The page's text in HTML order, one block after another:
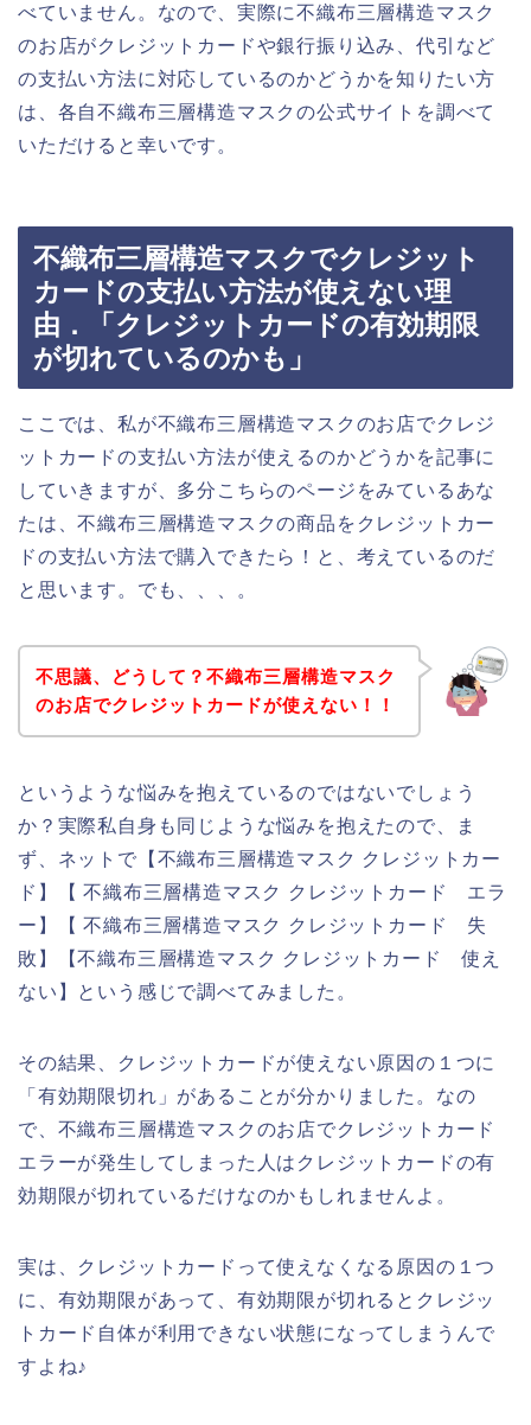
べていません。なので、実際に不織布三層構造マスク
のお店がクレジットカードや銀行振り込み、代引など
の支払い方法に対応しているのかどうかを知りたい方
は、各自不織布三層構造マスクの公式サイトを調べて
いただけると幸いです。
不織布三層構造マスクでクレジット
カードの支払い方法が使えない理
由．「クレジットカードの有効期限
が切れているのかも」
ここでは、私が不織布三層構造マスクのお店でクレジ
ットカードの支払い方法が使えるのかどうかを記事に
していきますが、多分こちらのページをみているあな
たは、不織布三層構造マスクの商品をクレジットカー
ドの支払い方法で購入できたら！と、考えているのだ
と思います。でも、、、。
不思議、どうして？不織布三層構造マスク
のお店でクレジットカードが使えない！！
というような悩みを抱えているのではないでしょう
か？実際私自身も同じような悩みを抱えたので、ま
ず、ネットで【不織布三層構造マスク クレジットカー
ド】【 不織布三層構造マスク クレジットカード エラ
ー】【 不織布三層構造マスク クレジットカード 失
敗】【不織布三層構造マスク クレジットカード 使え
ない】という感じで調べてみました。
その結果、クレジットカードが使えない原因の１つに
「有効期限切れ」があることが分かりました。なの
で、不織布三層構造マスクのお店でクレジットカード
エラーが発生してしまった人はクレジットカードの有
効期限が切れているだけなのかもしれませんよ。
実は、クレジットカードって使えなくなる原因の１つ
に、有効期限があって、有効期限が切れるとクレジッ
トカード自体が利用できない状態になってしまうんで
すよね♪